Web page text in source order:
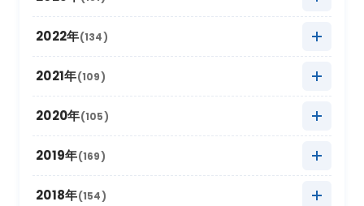
2025年10月
2025年9月 (10)
2025年7月 (16)
2025年6月 (8)
2025年5月 (22)
2024年11月
2024年10月
2024年9月 (12)
2024年7月 (18)
2024年6月 (6)
2023年12月 (5)
2023年11月
2023年10月
2023年9月 (11)
2022年(134)
2022年12月 (11)
2022年11月
2022年10月
2022年9月 (12)
2021年(109)
2021年12月 (3)
2021年11月
2021年10月
2020年(105)
2020年12月 (4)
2020年11月
2019年(169)
2019年12月 (9)
2018年(154)